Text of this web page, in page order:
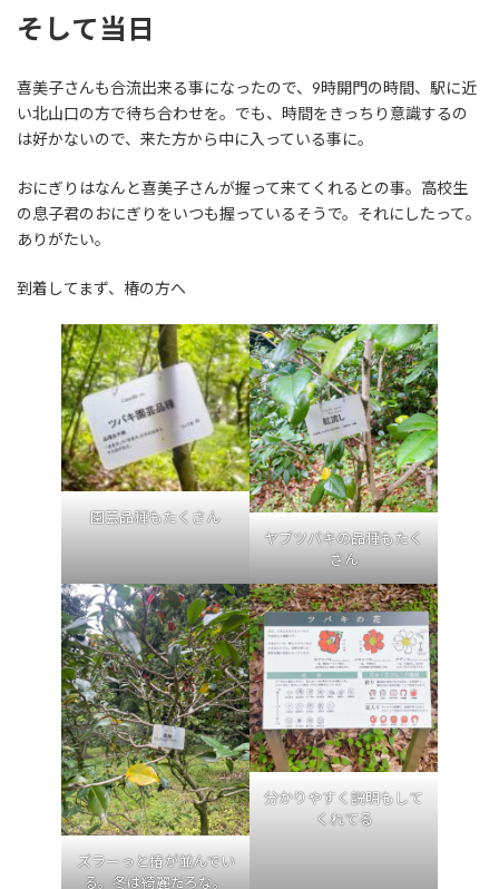
そして当日
喜美子さんも合流出来る事になったので、9時開門の時間、駅に近
い北山口の方で待ち合わせを。でも、時間をきっちり意識するの
は好かないので、来た方から中に入っている事に。
おにぎりはなんと喜美子さんが握って来てくれるとの事。高校生
の息子君のおにぎりをいつも握っているそうで。それにしたって。
ありがたい。
到着してまず、椿の方へ
園芸品種もたくさん
ヤブツバキの品種もたく
さん
ズラーっと椿が並んでい
る。冬は綺麗だろな。
分かりやすく説明もして
くれてる